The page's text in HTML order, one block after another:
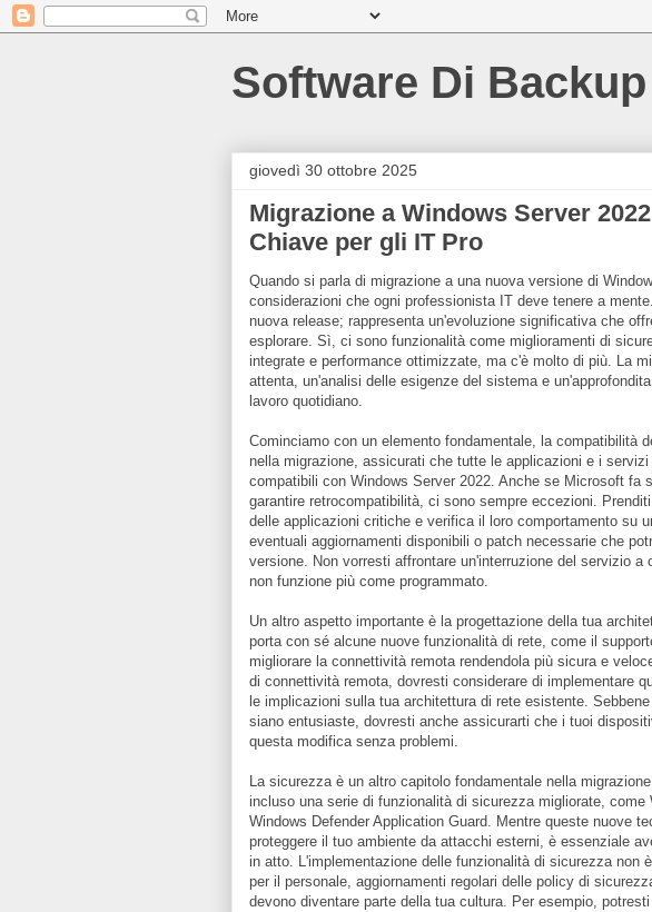
Software Di Backup
giovedì 30 ottobre 2025
Migrazione a Windows Server
Chiave per gli IT Pro
Quando si parla di migrazione a una nuova versione di
considerazioni che ogni professionista IT deve tenere a
nuova release; rappresenta un'evoluzione significativa che
esplorare. Sì, ci sono funzionalità come miglioramenti di
integrate e performance ottimizzate, ma c'è molto di più. La
attenta, un'analisi delle esigenze del sistema e
lavoro quotidiano.
Cominciamo con un elemento fondamentale, la compatibilità
nella migrazione, assicurati che tutte le applicazioni e i
compatibili con Windows Server 2022. Anche se Microsoft fa
garantire retrocompatibilità, ci sono sempre eccezioni.
delle applicazioni critiche e verifica il loro comportamento su
eventuali aggiornamenti disponibili o patch necessarie che
versione. Non vorresti affrontare un'interruzione del servizio a
non funzione più come programmato.
Un altro aspetto importante è la progettazione della tua
porta con sé alcune nuove funzionalità di rete, come il
migliorare la connettività remota rendendola più sicura e
di connettività remota, dovresti considerare di implementare
le implicazioni sulla tua architettura di rete esistente.
siano entusiaste, dovresti anche assicurarti che i tuoi
questa modifica senza problemi.
La sicurezza è un altro capitolo fondamentale nella
incluso una serie di funzionalità di sicurezza migliorate, come
Windows Defender Application Guard. Mentre queste nuove
proteggere il tuo ambiente da attacchi esterni, è essenziale
in atto. L'implementazione delle funzionalità di sicurezza non
per il personale, aggiornamenti regolari delle policy di
devono diventare parte della tua cultura. Per esempio,